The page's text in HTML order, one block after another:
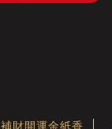
補財開運金紙香